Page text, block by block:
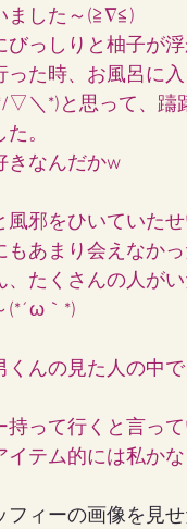
ました～(≧∇≦)
っしりと柚子が浮
った時、お風呂に
▽＼*)と思って、躊
。
きなんだかw
風邪をひいていた
あまり会えなか
、たくさんの人が
(*´ω｀*)
くんの見た人の中
持って行くと言っ
イテム的には私か
フィーの画像を見